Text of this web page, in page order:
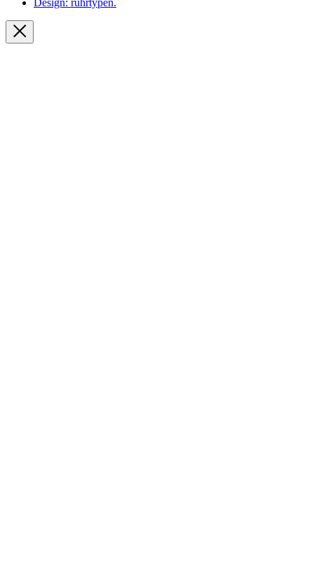
Design: ruhrtypen.